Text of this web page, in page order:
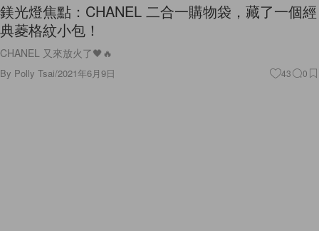
鎂光燈焦點：CHANEL 二合一購物袋，藏了一個經
典菱格紋小包！
CHANEL 又來放火了🖤🔥
By Polly Tsai/2021年6月9日 43 0